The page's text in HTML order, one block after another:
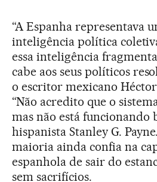
“A Espanha representava
inteligência política
essa inteligência
cabe aos seus políticos
o escritor mexicano
“Não acredito que o
mas não está funcionando
hispanista Stanley G.
maioria ainda confia na
espanhola de sair do
sem sacrifícios.